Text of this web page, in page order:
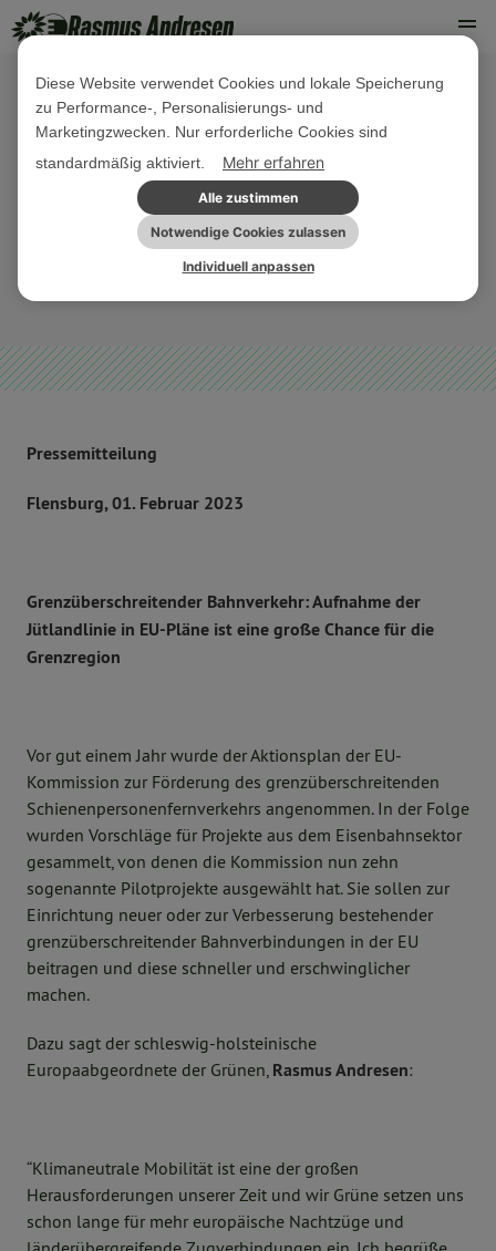
01. FEBRUAR 2023
Grenzüberschreitender
Bahnverkehr: Große Chance für
Grenzregion
Pressemitteilung
Flensburg, 01. Februar 2023
Grenzüberschreitender Bahnverkehr: Aufnahme der
Jütlandlinie in EU-Pläne ist eine große Chance für die
Grenzregion
Vor gut einem Jahr wurde der Aktionsplan der EU-
Kommission zur Förderung des grenzüberschreitenden
Schienenpersonenfernverkehrs angenommen. In der Folge
wurden Vorschläge für Projekte aus dem Eisenbahnsektor
gesammelt, von denen die Kommission nun zehn
sogenannte Pilotprojekte ausgewählt hat. Sie sollen zur
Einrichtung neuer oder zur Verbesserung bestehender
grenzüberschreitender Bahnverbindungen in der EU
beitragen und diese schneller und erschwinglicher
machen.
Dazu sagt der schleswig-holsteinische
Europaabgeordnete der Grünen, Rasmus Andresen:
“Klimaneutrale Mobilität ist eine der großen
Herausforderungen unserer Zeit und wir Grüne setzen uns
schon lange für mehr europäische Nachtzüge und
Diese Website verwendet Cookies und lokale Speicherung
zu Performance-, Personalisierungs- und
Marketingzwecken. Nur erforderliche Cookies sind
standardmäßig aktiviert.
Mehr erfahren
Alle zustimmen
Notwendige Cookies zulassen
Individuell anpassen